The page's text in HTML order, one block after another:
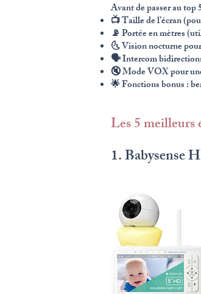
Avant de passer au
📺 Taille de l’écran
📡 Portée en mètres
🌜 Vision nocturne
🗣️ Intercom
🔇 Mode VOX pour
🌟 Fonctions bonus :
Les 5 meilleurs
1. Babysense